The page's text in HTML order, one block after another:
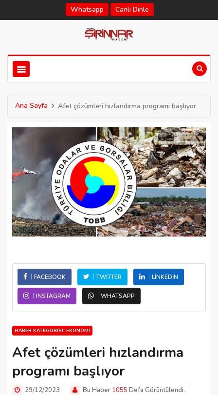
Whatsapp Canlı Dinle
Ana Sayfa Afet çözümleri hızlandırma programı başlıyor
FACEBOOK TWITTER LINKEDIN
INSTAGRAM WHATSAPP
HABER KATEGORISI: EKONOMI
Afet çözümleri hızlandırma
programı başlıyor
29/12/2023 Bu Haber 1055 Defa Görüntülendi.